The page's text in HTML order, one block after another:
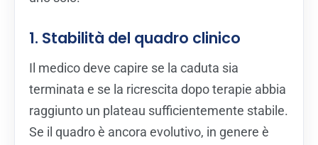
1. Stabilità del quadro clinico
Il medico deve capire se la caduta sia
terminata e se la ricrescita dopo terapie abbia
raggiunto un plateau sufficientemente stabile.
Se il quadro è ancora evolutivo, in genere è